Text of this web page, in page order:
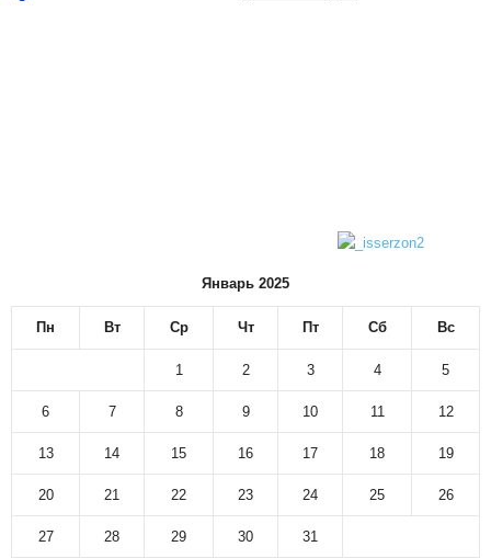
Январь 2025
Пн Вт Ср Чт Пт Сб Вс
1 2 3 4 5
6 7 8 9 10 11 12
13 14 15 16 17 18 19
20 21 22 23 24 25 26
27 28 29 30
31